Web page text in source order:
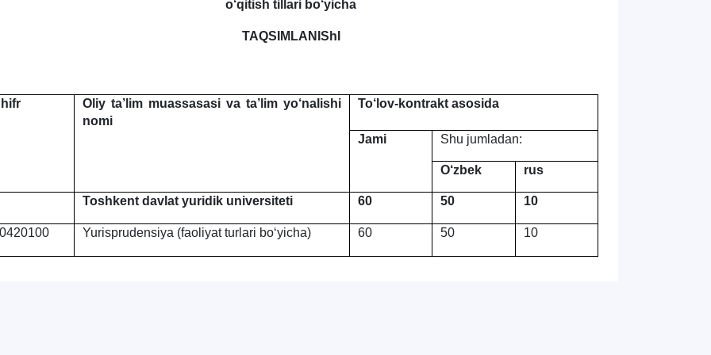
o‘qitish tillari bo‘yicha
TAQSIMLANIShI
Oliy ta’lim muassasasi va ta’lim yo‘nalishi
nomi
To‘lov-kontrakt asosida
Jami Shu jumladan:
O‘zbek rus
Toshkent davlat yuridik universiteti 60 50 10
Yurisprudensiya (faoliyat turlari bo‘yicha) 60 50 10
TSUL Admissions Chat
Online
admissions chat.
Leave your admissions-related
inquiries here.
Choose a topic — specific questions